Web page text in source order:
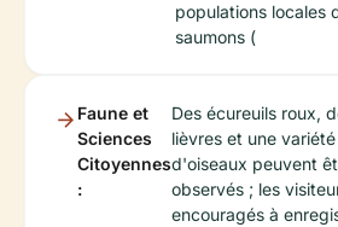
populations locales
saumons (
Faune et
Sciences
Citoyennes
:
Des écureuils roux,
lièvres et une variété
d'oiseaux peuvent
observés ; les
encouragés à